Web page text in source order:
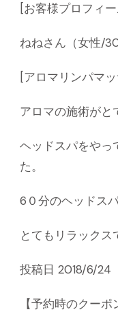
[お客様プロフィ
ねねさん（女性/30
[アロマリンパマ
アロマの施術がと
ヘッドスパをやっ
た。
6０分のヘッドス
とてもリラックス
投稿日 2018/6/24
【予約時のクーポ